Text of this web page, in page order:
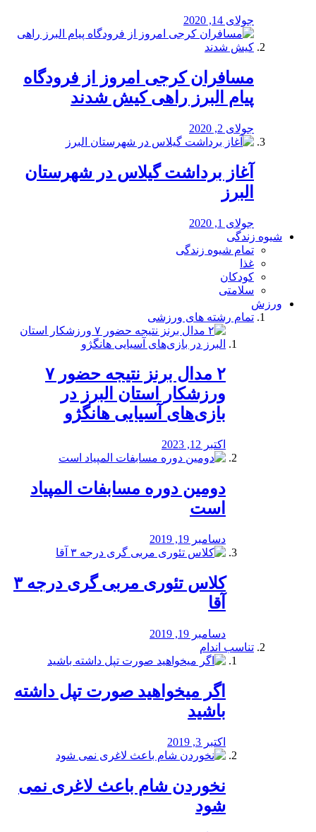
جولای 14, 2020
مسافران کرجی امروز از فرودگاه
پیام البرز راهی کیش شدند
جولای 2, 2020
آغاز برداشت گیلاس در شهرستان
البرز
جولای 1, 2020
شیوه زندگی
تمام شیوه زندگی
غذا
کودکان
سلامتی
ورزش
تمام رشته های ورزشی
۲ مدال برنز نتیجه حضور ۷
ورزشکار استان البرز در
بازی‌های آسیایی هانگژو
اکتبر 12, 2023
دومین دوره مسابفات المپیاد
است
دسامبر 19, 2019
کلاس تئوری مربی گری درجه ۳
آقا
دسامبر 19, 2019
تناسب اندام
اگر میخواهید صورت تپل داشته
باشید
اکتبر 3, 2019
نخوردن شام باعث لاغری نمی
‌شود